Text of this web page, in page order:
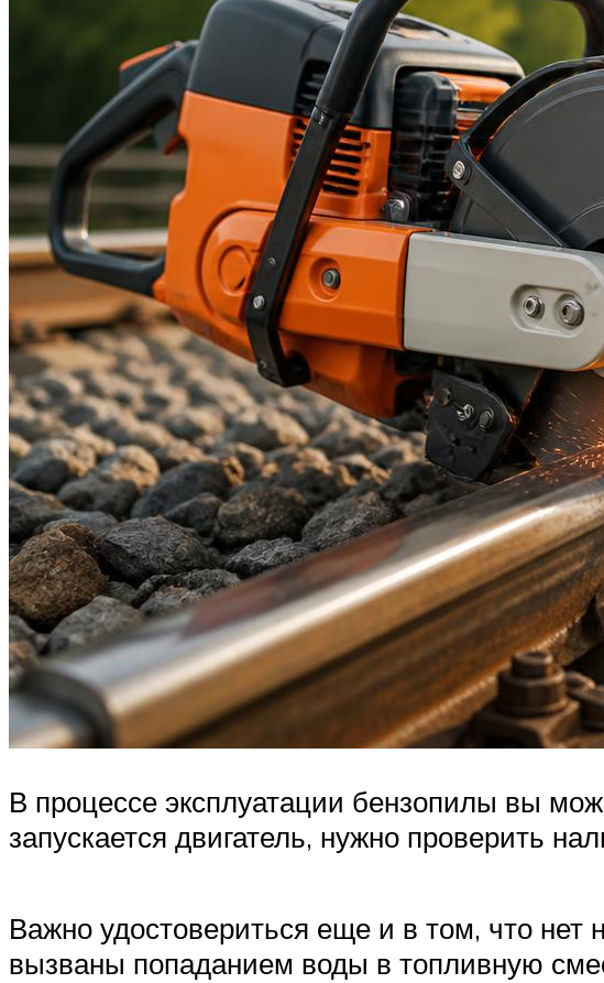
В процессе эксплуатации бензопилы вы
запускается двигатель, нужно проверить
Важно удостовериться еще и в том, что
вызваны попаданием воды в топливную